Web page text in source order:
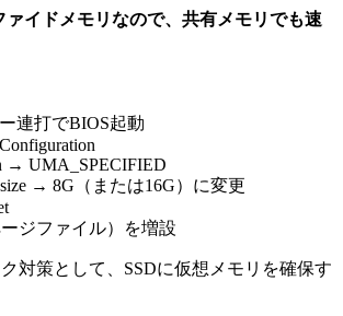
ァイドメモリなので、共有メモリでも速
連打でBIOS起動
→ UMA_SPECIFIED
→ 8G（または16G）に変更
ジファイル）を増設
対策として、SSDに仮想メモリを確保す